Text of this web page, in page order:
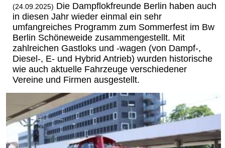
(24.09.2025) Die Dampflokfreunde Berlin haben auch
in diesen Jahr wieder einmal ein sehr
umfangreiches Programm zum Sommerfest im Bw
Berlin Schöneweide zusammengestellt. Mit
zahlreichen Gastloks und -wagen (von Dampf-,
Diesel-, E- und Hybrid Antrieb) wurden historische
wie auch aktuelle Fahrzeuge verschiedener
Vereine und Firmen ausgestellt.